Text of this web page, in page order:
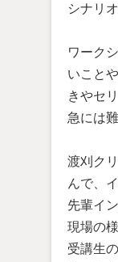
シナリ
ワーク
いこと
きやセ
急には
渡刈ク
んで、
先輩イ
現場の
受講生